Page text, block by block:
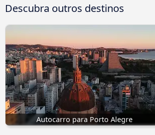
Descubra outros destinos
Autocarro para Porto Alegre